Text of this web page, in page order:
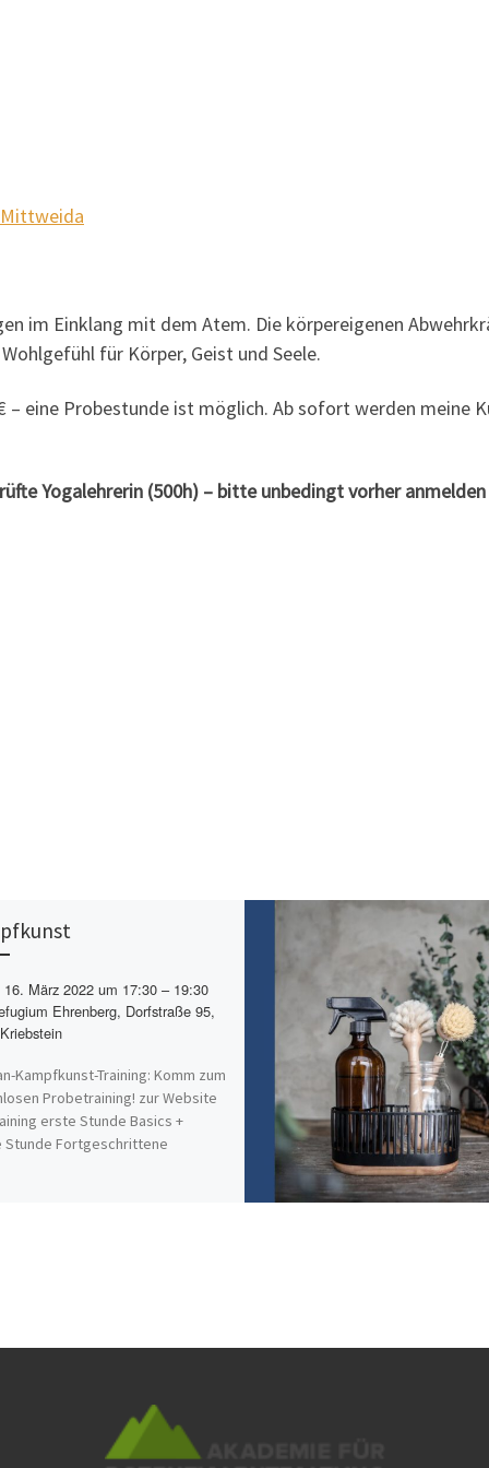
im Einklang mit dem Atem. Die körpereigenen
für Körper, Geist und Seele.
– eine Probestunde ist möglich. Ab sofort werden meine
Yogalehrerin (500h) – bitte unbedingt vorher
16. März 2022 um 17:30 – 19:30
Ehrenberg, Dorfstraße 95,
Kampfkunst-Training: Komm zum
Probetraining! zur Website
erste Stunde Basics +
Stunde Fortgeschrittene